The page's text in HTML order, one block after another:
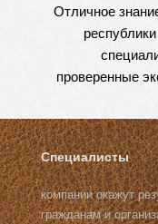
Отличное
проверенные
Специалисты
компании окажут
гражданам и